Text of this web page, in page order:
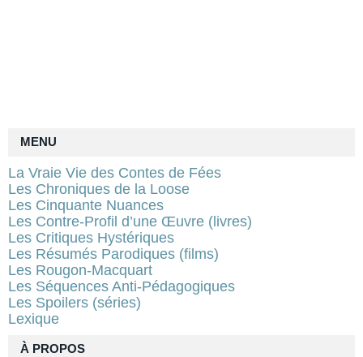
À PROPOS
MENU
La Vraie Vie des Contes de Fées
Les Chroniques de la Loose
Les Cinquante Nuances
Les Contre-Profil d’une Œuvre (livres)
Les Critiques Hystériques
Les Résumés Parodiques (films)
Les Rougon-Macquart
Les Séquences Anti-Pédagogiques
Les Spoilers (séries)
Lexique